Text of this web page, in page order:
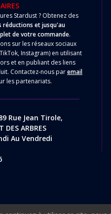
Stardust ? Obtenez des
réductions et jusqu'au
de votre commande.
sur les réseaux sociaux
Instagram) en utilisant
et en publiant des liens
Contactez-nous paremail
les partenariats.
Rue Jean Tirole,
DES ARBRES
Au Vendredi